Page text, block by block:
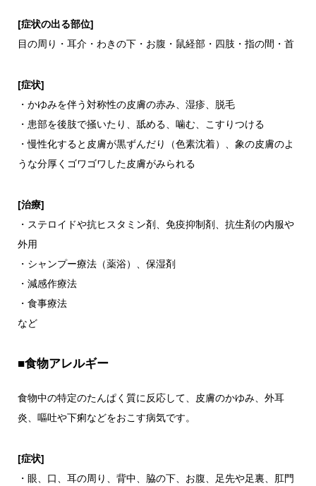
[症状の出る部位]
目の周り・耳介・わきの下・お腹・鼠経部・四肢・指の間・首
[症状]
・かゆみを伴う対称性の皮膚の赤み、湿疹、脱毛
・患部を後肢で掻いたり、舐める、噛む、こすりつける
・慢性化すると皮膚が黒ずんだり（色素沈着）、象の皮膚のよ
うな分厚くゴワゴワした皮膚がみられる
[治療]
・ステロイドや抗ヒスタミン剤、免疫抑制剤、抗生剤の内服や
外用
・シャンプー療法（薬浴）、保湿剤
・減感作療法
・食事療法
など
■食物アレルギー
食物中の特定のたんぱく質に反応して、皮膚のかゆみ、外耳
炎、嘔吐や下痢などをおこす病気です。
[症状]
・眼、口、耳の周り、背中、脇の下、お腹、足先や足裏、肛門